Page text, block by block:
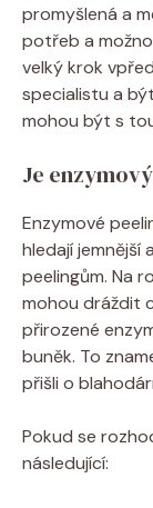
promyšlená a
potřeb a
velký krok
specialistu a
mohou být s
Je
Enzymové
hledají jemnější
peelingům. Na
mohou dráždit
přirozené
buněk. To
přišli o
Pokud se
následující: